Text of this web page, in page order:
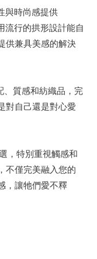
與時尚感提供
行的拱形設計能自
供兼具美感的解決
、質感和紡織品，完
對自己還是對心愛
，特別重視觸感和
不僅完美融入您的
，讓牠們愛不釋